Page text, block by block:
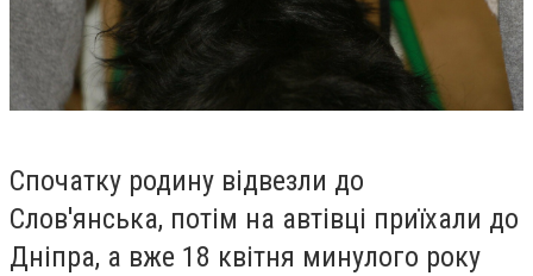
Спочатку родину відвезли до
Слов'янська, потім на автівці приїхали до
Дніпра, а вже 18 квітня минулого року